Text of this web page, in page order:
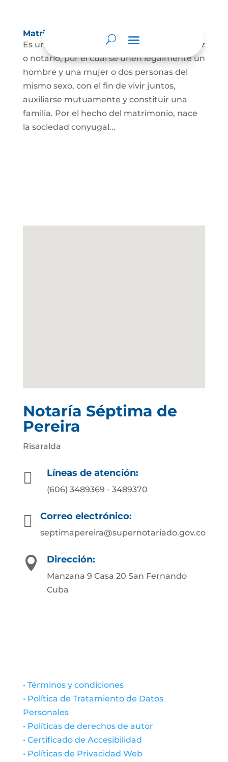
Matrimonio Civil
Es un contrato solemne celebrado ante juez
o notario, por el cual se unen legalmente un
hombre y una mujer o dos personas del
mismo sexo, con el fin de vivir juntos,
auxiliarse mutuamente y constituir una
familia. Por el hecho del matrimonio, nace
la sociedad conyugal...
Notaría Séptima de
Pereira
Risaralda
 Líneas de atención:
(606) 3489369 - 3489370
 Correo electrónico:
septimapereira@supernotariado.gov.co
 Dirección:
Manzana 9 Casa 20 San Fernando
Cuba
• Términos y condiciones
• Política de Tratamiento de Datos
Personales
• Políticas de derechos de autor
• Certificado de Accesibilidad
• Políticas de Privacidad Web